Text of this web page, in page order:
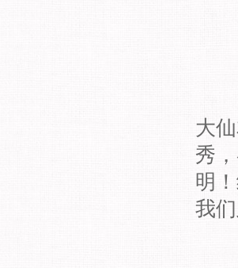
大
秀
明
我